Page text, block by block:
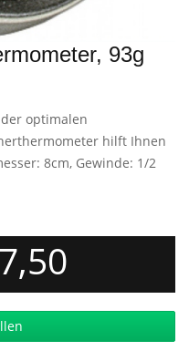
93g
optimalen
hilft Ihnen
8cm, Gewinde: 1/2